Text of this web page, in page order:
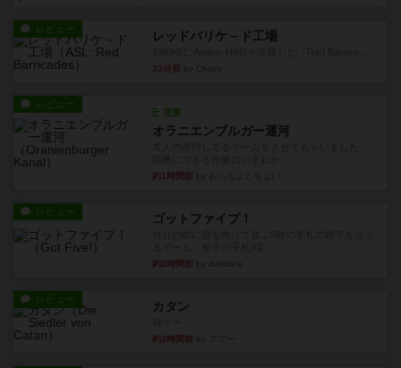
レビュー レッドバリケ－ド工場
23分前
レビュー
充実
オラニエンブルガー運河
約1時間前
レビュー ゴットファイブ！
約2時間前
レビュー カタン
約2時間前